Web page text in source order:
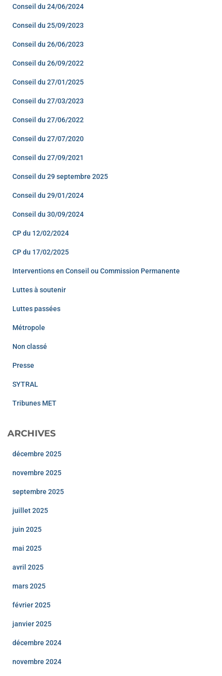
Conseil du 24/06/2024
Conseil du 25/09/2023
Conseil du 26/06/2023
Conseil du 26/09/2022
Conseil du 27/01/2025
Conseil du 27/03/2023
Conseil du 27/06/2022
Conseil du 27/07/2020
Conseil du 27/09/2021
Conseil du 29 septembre 2025
Conseil du 29/01/2024
Conseil du 30/09/2024
CP du 12/02/2024
CP du 17/02/2025
Interventions en Conseil ou Commission Permanente
Luttes à soutenir
Luttes passées
Métropole
Non classé
Presse
SYTRAL
Tribunes MET
ARCHIVES
décembre 2025
novembre 2025
septembre 2025
juillet 2025
juin 2025
mai 2025
avril 2025
mars 2025
février 2025
janvier 2025
décembre 2024
novembre 2024